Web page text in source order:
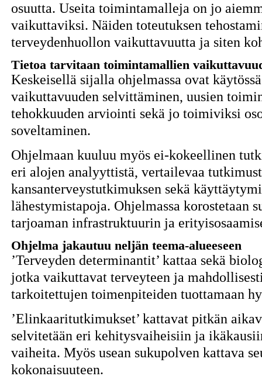
osuutta. Useita toimintamalleja on jo
vaikuttaviksi. Näiden toteutuksen
terveydenhuollon vaikuttavuutta ja siten
Tietoa tarvitaan toimintamallien
Keskeisellä sijalla ohjelmassa ovat
vaikuttavuuden selvittäminen, uusien
tehokkuuden arviointi sekä jo toimiviksi
soveltaminen.
Ohjelmaan kuuluu myös ei-kokeellinen
eri alojen analyyttistä, vertailevaa
kansanterveystutkimuksen sekä
lähestymistapoja. Ohjelmassa korostetaan
tarjoaman infrastruktuurin ja
Ohjelma jakautuu neljän teema-alueeseen
’Terveyden determinantit’ kattaa sekä
jotka vaikuttavat terveyteen ja
tarkoitettujen toimenpiteiden tuottamaan
’Elinkaaritutkimukset’ kattavat pitkän
selvitetään eri kehitysvaiheisiin ja
vaiheita. Myös usean sukupolven kattava
kokonaisuuteen.